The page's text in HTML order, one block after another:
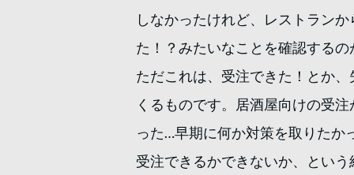
しなかったけれど、レストラン
た！？みたいなことを確認する
ただこれは、受注できた！とか
くるものです。居酒屋向けの受
った…早期に何か対策を取りたか
受注できるかできないか、とい